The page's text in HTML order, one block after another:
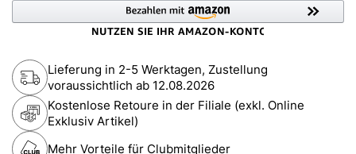
Lieferung in 2-5 Werktagen, Zustellung
voraussichtlich ab 12.08.2026
Kostenlose Retoure in der Filiale (exkl. Online
Exklusiv Artikel)
Mehr Vorteile für Clubmitglieder